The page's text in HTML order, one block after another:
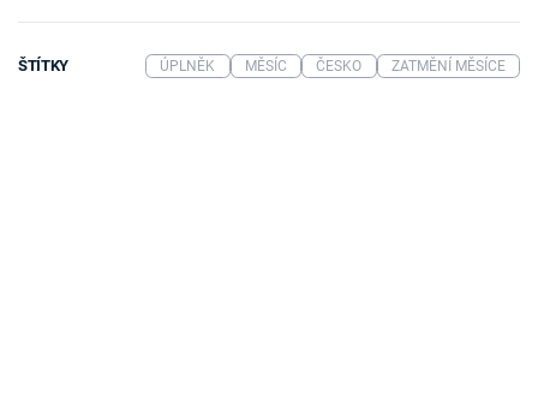
ŠTÍTKY ÚPLNĚK MĚSÍC ČESKO ZATMĚNÍ MĚSÍCE